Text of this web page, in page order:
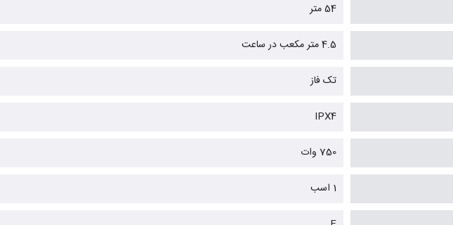
54 متر
4.5 متر مکعب در ساعت
تک فاز
IPX4
750 وات
1 اسب